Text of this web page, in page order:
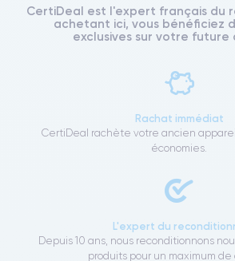
CertiDeal est l'expert français du
achetant ici, vous bénéficiez
exclusives sur votre future
Rachat immédiat
CertiDeal rachète votre ancien
économies.
L'expert du
Depuis 10 ans, nous reconditionnons
produits pour un maximum de